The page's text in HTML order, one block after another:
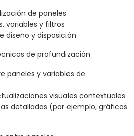
de paneles
variables y filtros
diseño y disposición
de profundización
paneles y variables de
visuales contextuales
detalladas (por ejemplo, gráficos